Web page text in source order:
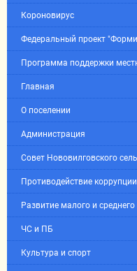
Короновирус
Федеральный проект
Программа поддержки
Главная
О поселении
Администрация
Совет Нововилговского
Противодействие коррупции
Развитие малого и
ЧС и ПБ
Культура и спорт